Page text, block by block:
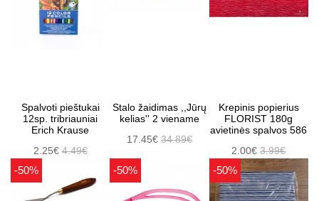
Spalvoti pieštukai
12sp. tribriauniai
Erich Krause
2.25€4.49€
Stalo žaidimas ,,Jūrų
kelias'' 2 viename
17.45€ 34.89€
Krepinis popierius
FLORIST 180g
avietinės spalvos 586
2.00€3.99€
-50% -50% -50%